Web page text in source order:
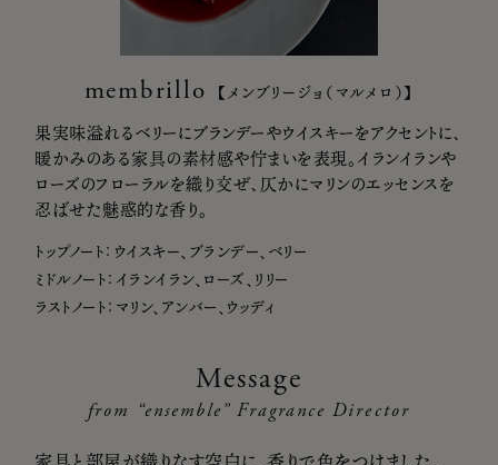
membrillo 【メンブリージョ（マルメロ）】
果実味溢れるベリーにブランデーやウイスキーをアクセントに、
暖かみのある家具の素材感や佇まいを表現。イランイランや
ローズのフローラルを織り交ぜ、仄かにマリンのエッセンスを
忍ばせた魅惑的な香り。
トップノート：ウイスキー、ブランデー、ベリー
ミドルノート：イランイラン、ローズ、リリー
ラストノート：マリン、アンバー、ウッディ
Message
from “ensemble” Fragrance Director